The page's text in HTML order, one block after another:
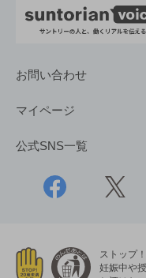
お問い合わせ
マイページ
公式SNS一覧
ストップ
妊娠中や